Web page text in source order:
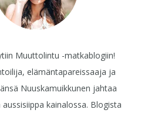
Muuttolintu -matkablogiin!
elämäntapareissaaja ja
Nuuskamuikkunen jahtaa
kainalossa. Blogista